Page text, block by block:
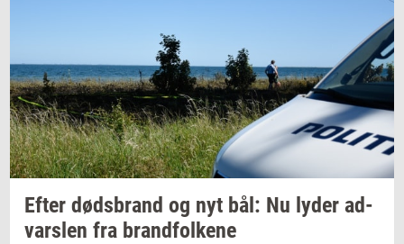
Efter døds­brand og nyt bål: Nu lyder ad­
vars­len fra brand­fol­ke­ne